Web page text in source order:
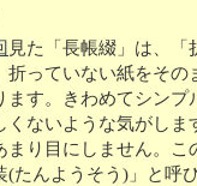
見た「長帳綴」は、
折っていない紙をそ
ます。きわめてシン
くないような気がしま
まり目にしません。こ
(たんようそう)」と呼